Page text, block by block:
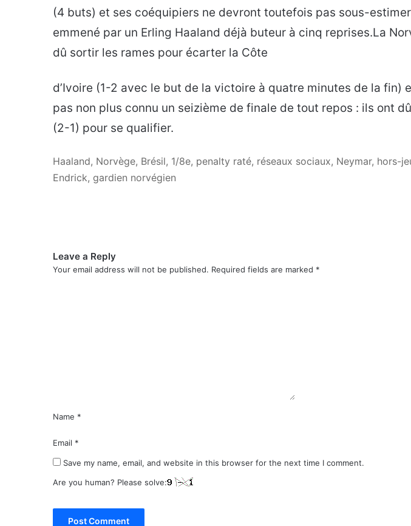
(4 buts) et ses coéquipiers ne devront toutefois pas sous-
emmené par un Erling Haaland déjà buteur à cinq reprises.La
dû sortir les rames pour écarter la Côte
d’Ivoire (1-2 avec le but de la victoire à quatre minutes de la fin)
pas non plus connu un seizième de finale de tout repos : ils ont
(2-1) pour se qualifier.
Haaland, Norvège, Brésil, 1/8e, penalty raté, réseaux sociaux, Neymar, hors-
Endrick, gardien norvégien
Leave a Reply
Your email address will not be published. Required fields are marked *
Name *
Email *
Save my name, email, and website in this browser for the next time I comment.
Are you human? Please solve: